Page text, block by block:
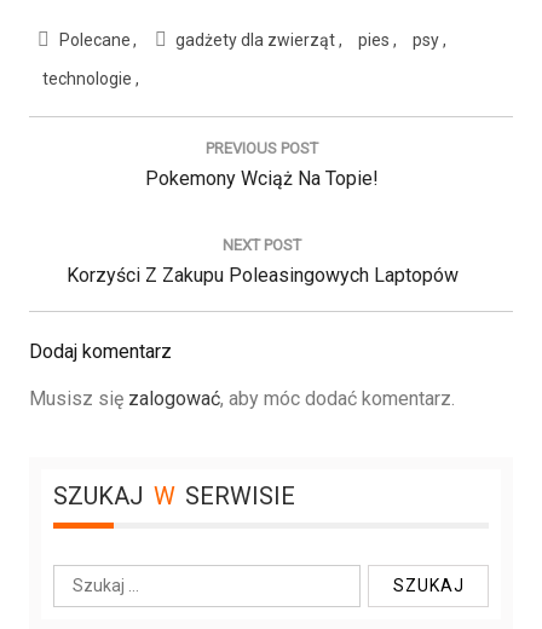
Polecane gadżety dla zwierząt pies
psy
technologie
a
w
p
i
PREVIOUS POST
P
V
I
S
:
Pokemony Wciąż Na Topie!
NEXT POST
N
E
X
P
T
:
Korzyści Z Zakupu Poleasingowych Laptopów
Dodaj komentarz
Musisz się zalogować, aby móc dodać komentarz.
SZUKAJ W SERWISIE
z